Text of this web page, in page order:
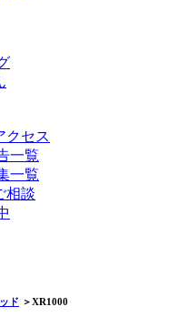
クセス
一覧
一覧
相談
ド ＞XR1000